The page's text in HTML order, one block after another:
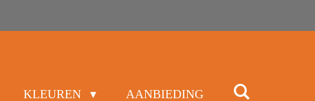
KLEUREN AANBIEDING